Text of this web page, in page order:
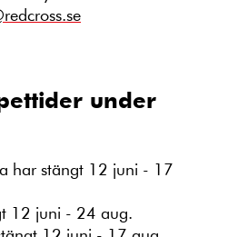
under
har stängt 12 juni - 17
12 juni - 24 aug.